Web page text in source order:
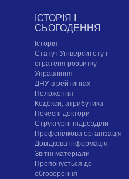
ІСТОРІЯ І
СЬОГОДЕННЯ
Історія
Статут Університету і
стратегія розвитку
Управління
ДНУ в рейтингах
Положення
Кодекси, атрибутика
Почесні доктори
Структурні підрозділи
Профспілкова організація
Довідкова інформація
Звітні матеріали
Пропонується до
обговорення